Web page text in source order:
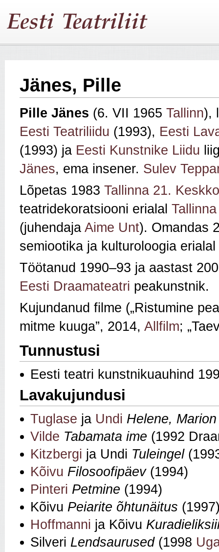
Jänes, Pille
Pille Jänes (6. VII 1965 Tallinn),
Eesti Teatriliidu (1993), Eesti
(1993) ja Eesti Kunstnike Liidu
Jänes, ema insener. Sulev
Lõpetas 1983 Tallinna 21.
teatridekoratsiooni erialal
(juhendaja Aime Unt). Omandas
semiootika ja kulturoloogia
Töötanud 1990–93 ja aastast
Eesti Draamateatri peakunstnik.
Kujundanud filme („Ristumine
mitme kuuga”, 2014, Allfilm;
Tunnustusi
Eesti teatri kunstnikuauhind
Lavakujundusi
Tuglase ja Undi Helene,
Vilde Tabamata ime (1992
Kitzbergi ja Undi Tuleingel
Kõivu Filosoofipäev(1994)
Pinteri Petmine (1994)
Kõivu Peiarite õhtunäitus
Hoffmanni ja Kõivu
Silveri Lendsaurused(1998